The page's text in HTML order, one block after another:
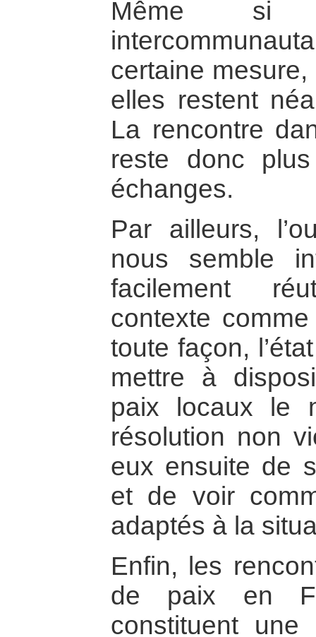
Même si
certaine
elles restent
La rencontre
reste donc
échanges.
Par ailleurs,
nous semble
facilement
contexte
toute façon,
mettre à
paix locaux le
résolution non
eux ensuite de
et de voir
adaptés à la
Enfin, les
de paix en
constituent